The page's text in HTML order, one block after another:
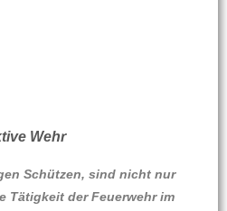
Wehr
Schützen, sind nicht nur
Tätigkeit der Feuerwehr im